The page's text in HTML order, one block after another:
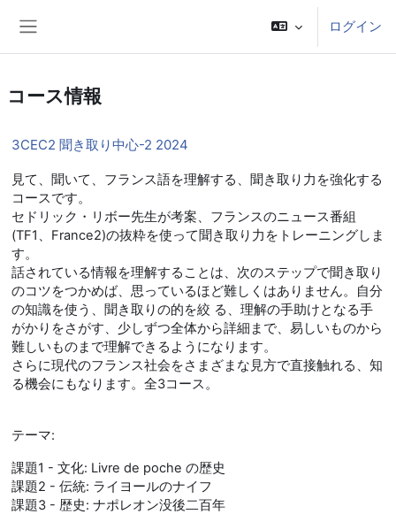
ログイン
コース情報
3CEC2 聞き取り中心-2 2024
見て、聞いて、フランス語を理解する、聞き取り力を強化する
コースです。
セドリック・リボー先生が考案、フランスのニュース番組
(TF1、France2)の抜粋を使って聞き取り力をトレーニングしま
す。
話されている情報を理解することは、次のステップで聞き取り
のコツをつかめば、思っているほど難しくはありません。自分
の知識を使う、聞き取りの的を絞 る、理解の手助けとなる手
がかりをさがす、少しずつ全体から詳細まで、易しいものから
難しいものまで理解できるようになります。
さらに現代のフランス社会をさまざまな見方で直接触れる、知
る機会にもなります。全3コース。
テーマ:
課題1 - 文化: Livre de poche の歴史
課題2 - 伝統: ライヨールのナイフ
課題3 - 歴史: ナポレオン没後二百年